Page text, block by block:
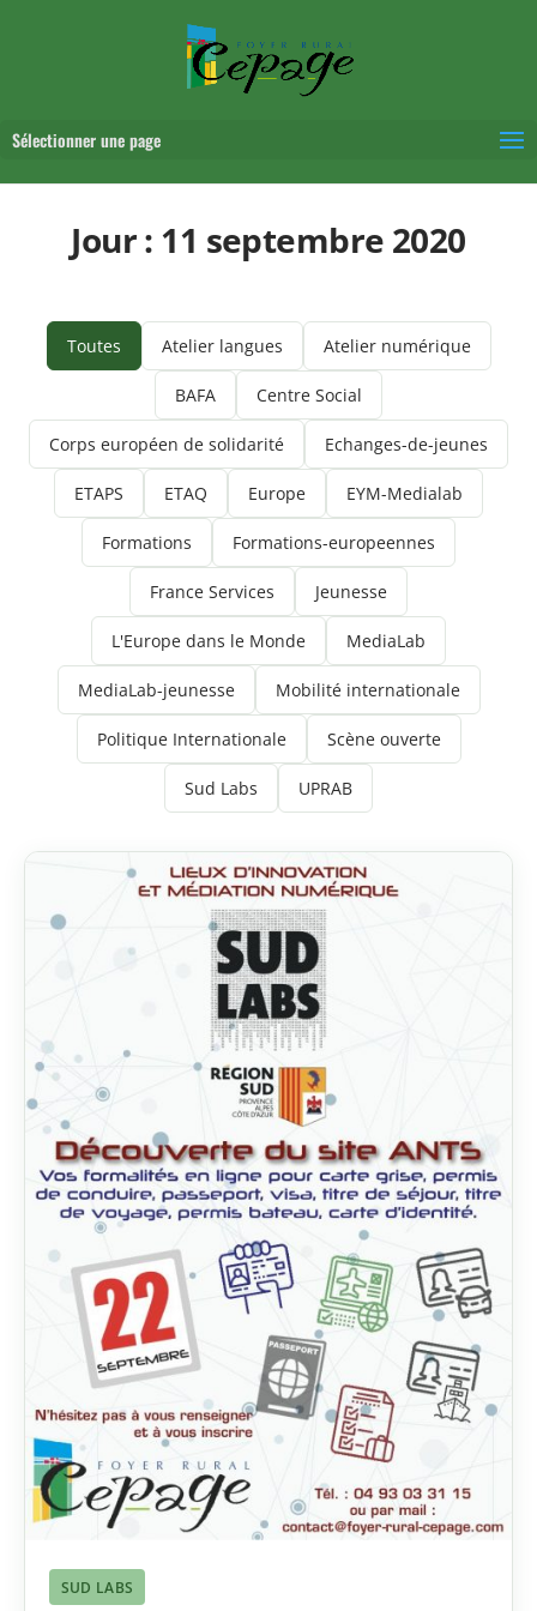
Sélectionner une page
Jour : 11 septembre 2020
Toutes Atelier langues Atelier numérique
BAFA Centre Social
Corps européen de solidarité Echanges-de-jeunes
ETAPS ETAQ Europe EYM-Medialab
Formations Formations-europeennes
France Services Jeunesse
L'Europe dans le Monde MediaLab
MediaLab-jeunesse Mobilité internationale
Politique Internationale Scène ouverte
Sud Labs UPRAB
SUD LABS